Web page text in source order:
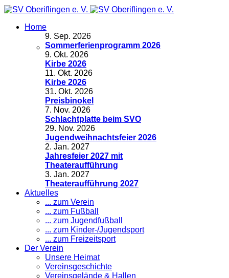
Home
9. Sep. 2026
Sommerferienprogramm 2026
9. Okt. 2026
Kirbe 2026
11. Okt. 2026
Kirbe 2026
31. Okt. 2026
Preisbinokel
7. Nov. 2026
Schlachtplatte beim SVO
29. Nov. 2026
Jugendweihnachtsfeier 2026
2. Jan. 2027
Jahresfeier 2027 mit
Theateraufführung
3. Jan. 2027
Theateraufführung 2027
Aktuelles
... zum Verein
... zum Fußball
... zum Jugendfußball
... zum Kinder-/Jugendsport
... zum Freizeitsport
Der Verein
Unsere Heimat
Vereinsgeschichte
Vereinsgelände & Hallen